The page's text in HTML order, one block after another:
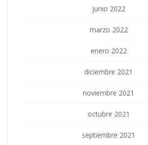
junio 2022
marzo 2022
enero 2022
diciembre 2021
noviembre 2021
octubre 2021
septiembre 2021